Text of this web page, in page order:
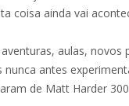
coisa ainda vai
aulas, novos
antes
de Matt Harder